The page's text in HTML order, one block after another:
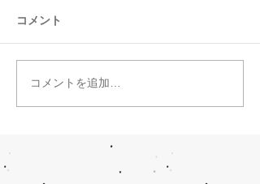
コメント
コメントを追加…